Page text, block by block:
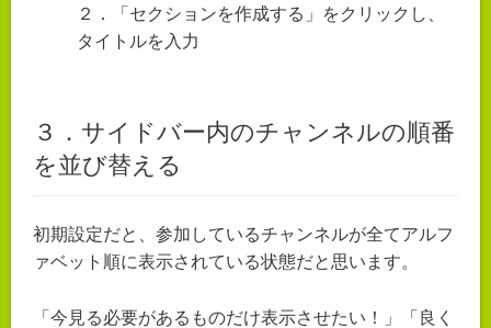
２．「セクションを作成する」をクリックし、
タイトルを入力
３．サイドバー内のチャンネルの順番
を並び替える
初期設定だと、参加しているチャンネルが全てアルフ
ァベット順に表示されている状態だと思います。
「今見る必要があるものだけ表示させたい！」「良く